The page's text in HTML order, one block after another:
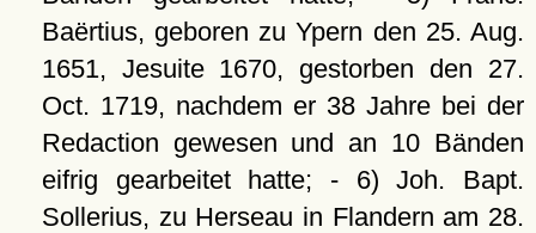
Baërtius, geboren zu Ypern den 25. Aug.
1651, Jesuite 1670, gestorben den 27.
Oct. 1719, nachdem er 38 Jahre bei der
Redaction gewesen und an 10 Bänden
eifrig gearbeitet hatte; - 6) Joh. Bapt.
Sollerius, zu Herseau in Flandern am 28.